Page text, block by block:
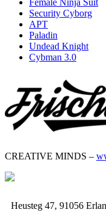
Security Cyborg
APT
Paladin
Undead Knight
Cybman 3.0
CREATIVE MINDS –
Heusteg 47, 91056